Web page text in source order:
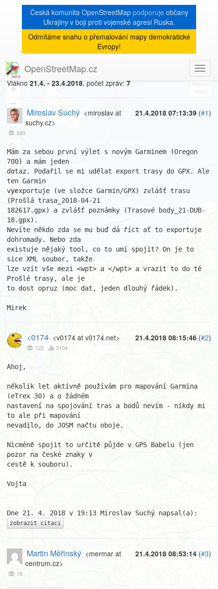
Česká komunita OpenStreetMap podporujeobčany
Ukrajiny v boji proti vojenské agresi Ruska.
Odmítáme snahu o přemalování mapy demokratické
Evropy!
OpenStreetMap.cz
8
+
−
« zpět na výpis měsíce
[Talk-cz]
Export GPX z Garmina
Vlákno 21.4. - 23.4.2018, počet zpráv: 7
21.4.2018 07:13:39 (#1)
Miroslav Suchý <miroslav at
suchy.cz>
590
Mám za sebou první výlet s novým Garminem (Oregon
700) a mám jeden
dotaz. Podařil se mi udělat export trasy do GPX. Ale
ten Garmin
vyexportuje (ve složce Garmin/GPX) zvlášť trasu
(Prošlá trasa_2018-04-21
182617.gpx) a zvlášť poznámky (Trasové body_21-DUB-
18.gpx).
Nevíte někdo zda se mu buď dá říct ať to exportuje
dohromady. Nebo zda
existuje nějaký tool, co to umí spojit? On je to
sice XML soubor, takže
lze vzít vše mezi <wpt> a </wpt> a vrazit to do té
Prošlé trasy, ale je
to dost opruz (moc dat, jeden dlouhý řádek).
Mirek
21.4.2018 08:15:46 (#2)
<0174 <v0174 at v0174.net>
122 3104
Ahoj,
několik let aktivně používám pro mapování Garmina
(eTrex 30) a o žádném
nastavení na spojování tras a bodů nevím - nikdy mi
to ale při mapování
nevadilo, do JOSM načtu oboje.
Nicméně spojit to určitě půjde v GPS Babelu (jen
pozor na české znaky v
cestě k souboru).
Vojta
zobrazit citaci
21.4.2018 08:53:14 (#3)
Martin Měřinský <mermar at
centrum.cz>
16